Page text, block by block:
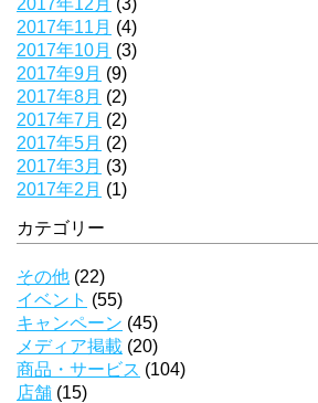
2017年11月 (4)
2017年10月 (3)
2017年9月 (9)
2017年8月 (2)
2017年7月 (2)
2017年5月 (2)
2017年3月 (3)
2017年2月 (1)
カテゴリー
その他 (22)
イベント (55)
キャンペーン (45)
メディア掲載 (20)
商品・サービス (104)
店舗 (15)